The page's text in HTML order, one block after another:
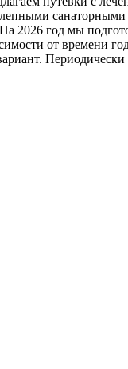
2026 год мы
от времени